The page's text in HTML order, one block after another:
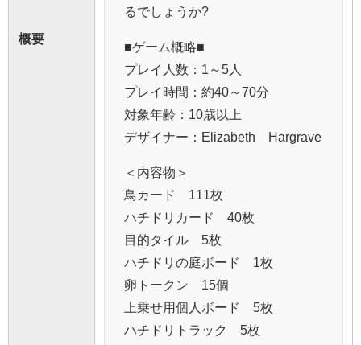
概要
るでしょうか?
■ゲーム概略■
プレイ人数：1～5人
プレイ時間：約40～70分
対象年齢：10歳以上
デザイナー：Elizabeth Hargrave
＜内容物＞
鳥カード 111枚
ハチドリカード 40枚
目的タイル 5枚
ハチドリの庭ボード 1枚
卵トークン 15個
上乗せ用個人ボード 5枚
ハチドリトラック 5枚